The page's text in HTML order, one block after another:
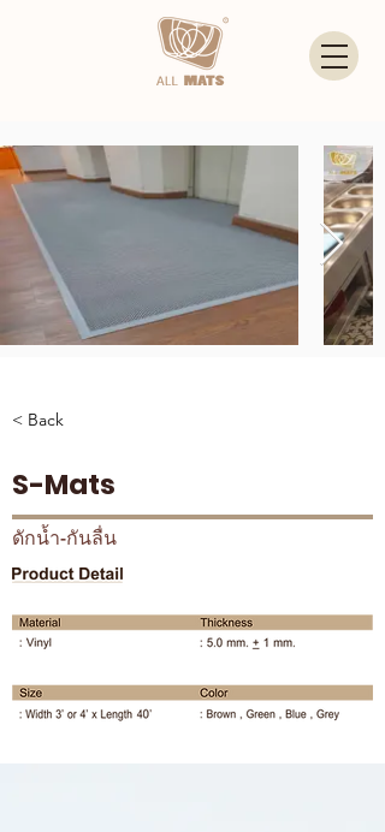
< Back
S-Mats
ดักน้ำ-กันลื่น